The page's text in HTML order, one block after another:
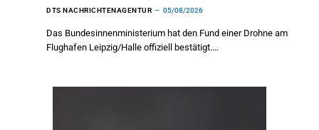
DTS NACHRICHTENAGENTUR 05/08/2026
Das Bundesinnenministerium hat den Fund einer Drohne am
Flughafen Leipzig/Halle offiziell bestätigt.…